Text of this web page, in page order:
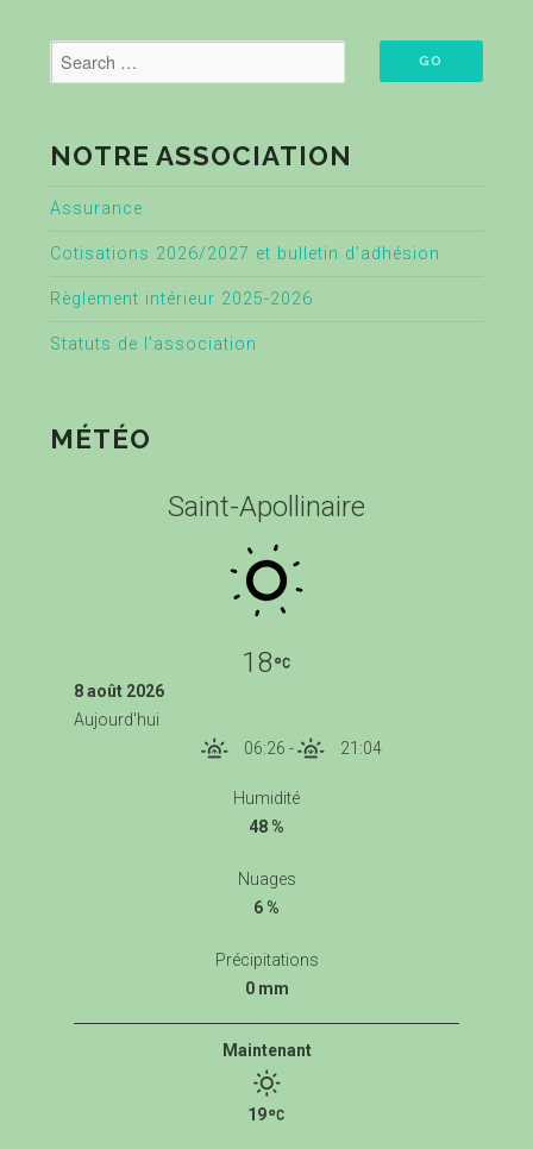
NOTRE ASSOCIATION
Assurance
Cotisations 2026/2027 et bulletin d’adhésion
Règlement intérieur 2025-2026
Statuts de l’association
MÉTÉO
Saint-Apollinaire
18
8 août 2026
Aujourd'hui
06:26 - 21:04
Humidité
48 %
Nuages
6 %
Précipitations
0 mm
Maintenant
19